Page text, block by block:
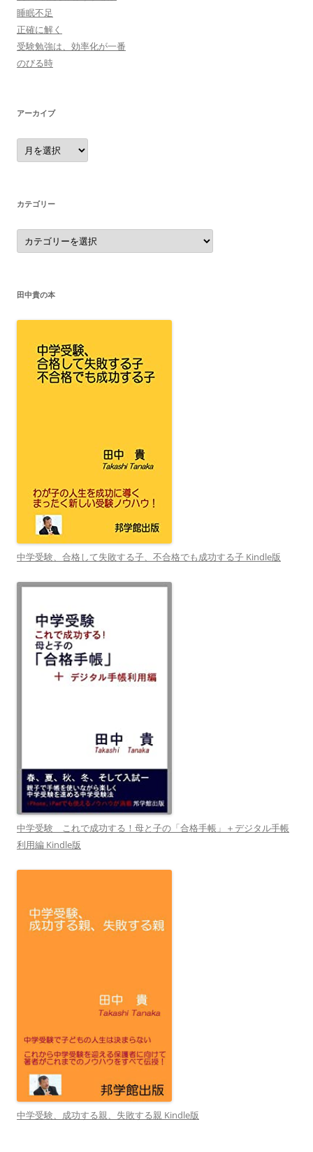
睡眠不足
正確に解く
受験勉強は、効率化が一番
のびる時
アーカイブ
ア
ー
カ
カテゴリー
カ
テ
ゴ
田中貴の本
中学受験、合格して失敗する子、不合格でも成功する子 Kindle版
中学受験 これで成功する！母と子の「合格手帳」＋デジタル手帳
利用編 Kindle版
中学受験、成功する親、失敗する親 Kindle版